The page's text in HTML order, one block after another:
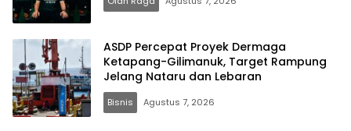
ASDP Percepat Proyek Dermaga
Ketapang-Gilimanuk, Target Rampung
Jelang Nataru dan Lebaran
Bisnis Agustus 7, 2026